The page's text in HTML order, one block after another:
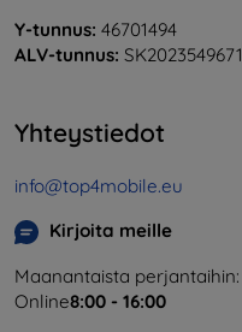
Y-tunnus: 46701494
ALV-tunnus: SK2023549671
Yhteystiedot
info@top4mobile.eu
Kirjoita meille
Maanantaista perjantaihin:
Online8:00 - 16:00